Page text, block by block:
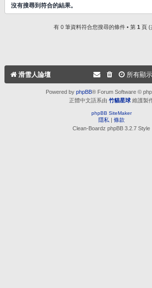
沒有搜尋到符合的結果。
有 0 筆資料符合您搜尋的條件 • 第 1 頁 (
滑雪人論壇 所有顯
Powered by phpBB® Forum Software ©
正體中文語系由 竹貓星球維護製
phpBB SiteMaker
隱私 | 條款
Clean-Boardz phpBB 3.2.7 Style